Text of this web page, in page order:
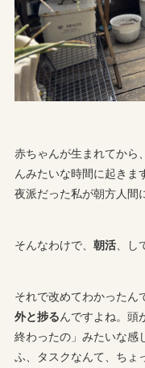
赤ちゃんが生まれてから
んみたいな時間に起きま
夜派だった私が朝方人間
そんなわけで、朝活 、
それで改めてわかったん
外と捗るんですよね。頭
終わったの」みたいな感
ふ、タスクなんて、ちょ